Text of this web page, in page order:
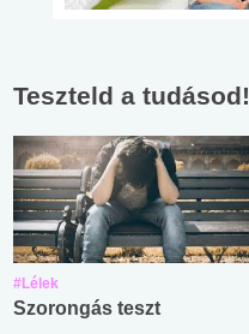
Teszteld a tudásod!
#Lélek
Szorongás teszt